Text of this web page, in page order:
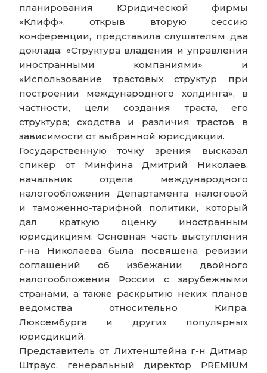
планирования Юридической фирмы
«Клифф», открыв вторую сессию
конференции, представила слушателям два
доклада: «Структура владения и управления
иностранными компаниями» и
«Использование трастовых структур при
построении международного холдинга», в
частности, цели создания траста, его
структура; сходства и различия трастов в
зависимости от выбранной юрисдикции.
Государственную точку зрения высказал
спикер от Минфина Дмитрий Николаев,
начальник отдела международного
налогообложения Департамента налоговой
и таможенно-тарифной политики, который
дал краткую оценку иностранным
юрисдикциям. Основная часть выступления
г-на Николаева была посвящена ревизии
соглашений об избежании двойного
налогообложения России с зарубежными
странами, а также раскрытию неких планов
ведомства относительно Кипра,
Люксембурга и других популярных
юрисдикций.
Представитель от Лихтенштейна г-н Дитмар
Штраус, генеральный директор PREMIUM